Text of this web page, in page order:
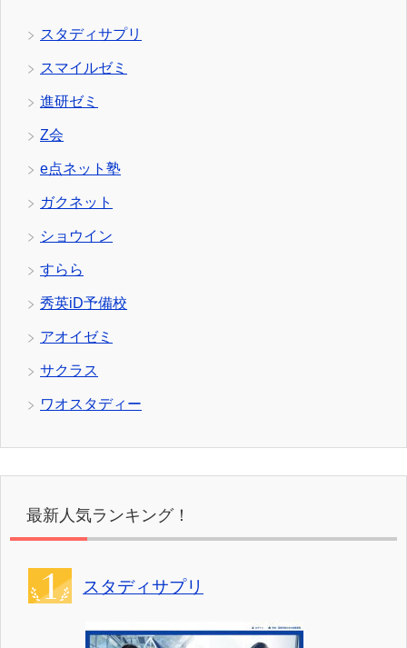
スタディサプリ
スマイルゼミ
進研ゼミ
Z会
e点ネット塾
ガクネット
ショウイン
すらら
秀英iD予備校
アオイゼミ
サクラス
ワオスタディー
最新人気ランキング！
スタディサプリ